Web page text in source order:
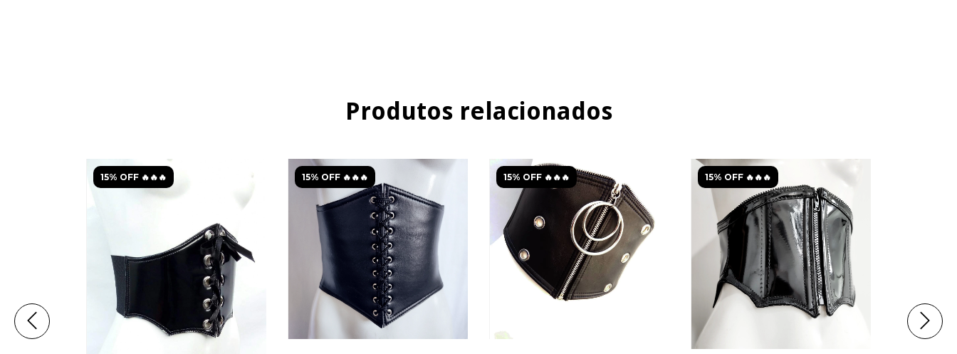
Produtos relacionados
15% OFF 🔥🔥🔥 15% OFF 🔥🔥🔥 15% OFF 🔥🔥🔥 15% OFF 🔥🔥🔥